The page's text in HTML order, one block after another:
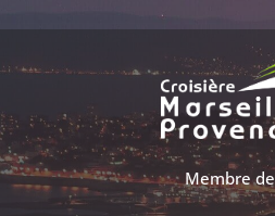
Membre de